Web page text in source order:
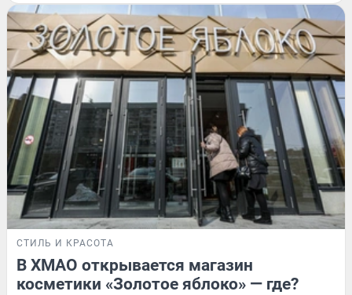
СТИЛЬ И КРАСОТА
В ХМАО открывается магазин
косметики «Золотое яблоко» — где?